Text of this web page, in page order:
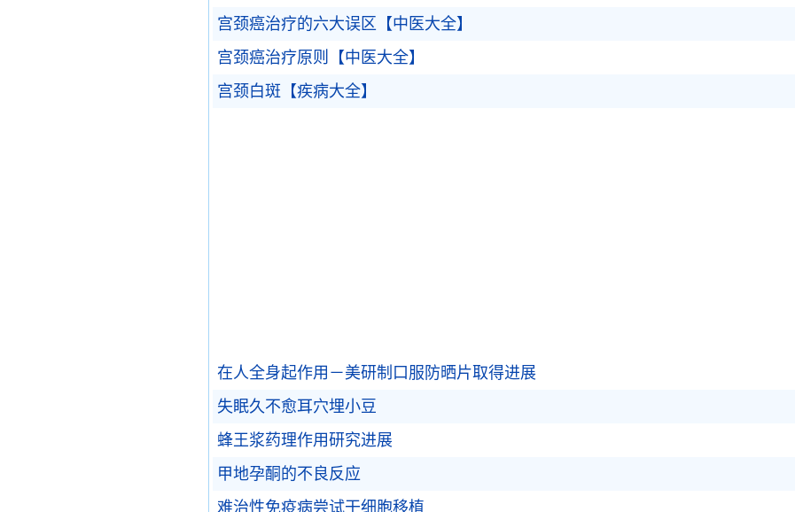
宫颈癌治疗的六大误区【中医大全】
宫颈癌治疗原则【中医大全】
宫颈白斑【疾病大全】
在人全身起作用－美研制口服防晒片取得进展
失眠久不愈耳穴埋小豆
蜂王浆药理作用研究进展
甲地孕酮的不良反应
难治性免疫病尝试干细胞移植